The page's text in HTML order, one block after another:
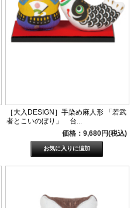
［大入DESIGN］手染め麻人形 「若武
者とこいのぼり」 台...
価格：9,680円(税込)